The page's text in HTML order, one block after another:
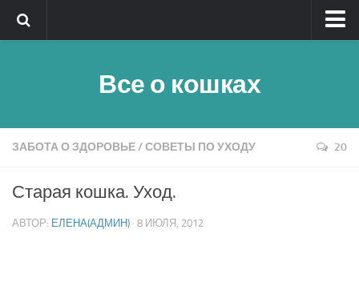
Обратная связь
Быстрый поиск
Реклама
Все о кошках
ЗАБОТА О ЗДОРОВЬЕ/СОВЕТЫ ПО УХОДУ 20
Старая кошка. Уход.
АВТОР: ЕЛЕНА(АДМИН) · 8 ИЮЛЯ, 2012